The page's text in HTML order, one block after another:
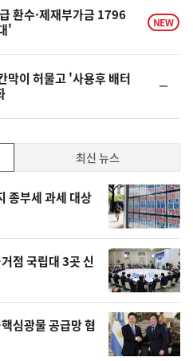
락
환수·제재부가금 1796
'
NEW
막이 허물고 '사용후 배터
일
최신 뉴스
종부세 과세 대상
점 국립대 3곳 신
심광물 공급망 협